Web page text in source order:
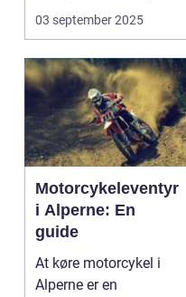
uden...
03 september 2025
Motorcykeleventyr
i Alperne: En
guide
At køre motorcykel i
Alperne er en